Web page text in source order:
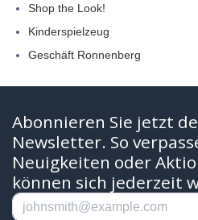
Shop the Look!
Kinderspielzeug
Geschäft Ronnenberg
Abonnieren Sie jetzt
Newsletter. So
Neuigkeiten oder
können sich jederzeit